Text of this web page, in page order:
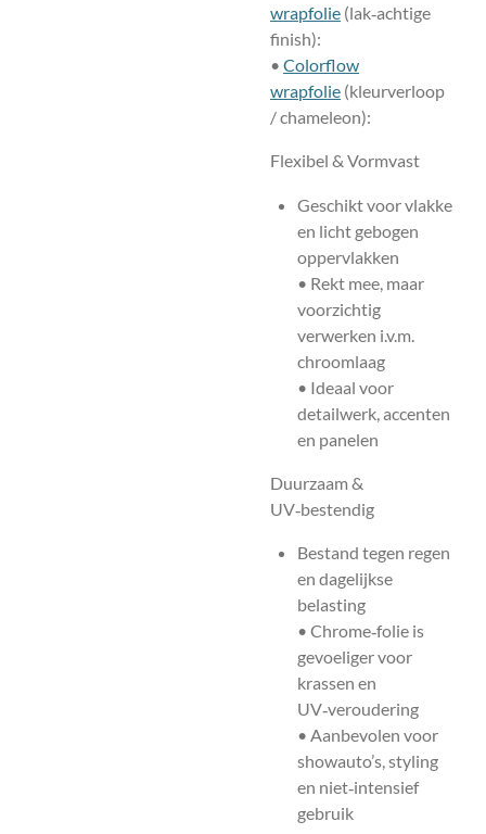
wrapfolie (lak‑achtige
finish):
• Colorflow
wrapfolie (kleurverloop
/ chameleon):
Flexibel & Vormvast
Geschikt voor vlakke
en licht gebogen
oppervlakken
• Rekt mee, maar
voorzichtig
verwerken i.v.m.
chroomlaag
• Ideaal voor
detailwerk, accenten
en panelen
Duurzaam &
UV‑bestendig
Bestand tegen regen
en dagelijkse
belasting
• Chrome‑folie is
gevoeliger voor
krassen en
UV‑veroudering
• Aanbevolen voor
showauto’s, styling
en niet‑intensief
gebruik